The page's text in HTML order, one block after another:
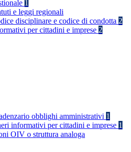
1
e leggi regionali
disciplinare e codice di condotta 2
per cittadini e imprese 2
obblighi amministrativi 1
informativi per cittadini e imprese 1
OIV o struttura analoga